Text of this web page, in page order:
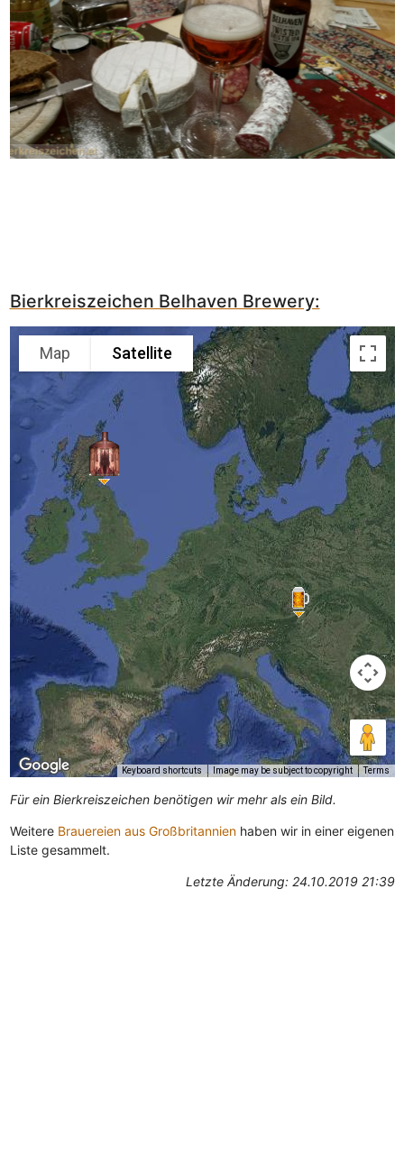
Bierkreiszeichen Belhaven Brewery:
Map Satellite
Keyboard shortcuts Image may be subject to copyright Terms
Für ein Bierkreiszeichen benötigen wir mehr als ein Bild.
Weitere Brauereien aus Großbritannienhaben wir in einer eigenen
Liste gesammelt.
Letzte Änderung: 24.10.2019 21:39